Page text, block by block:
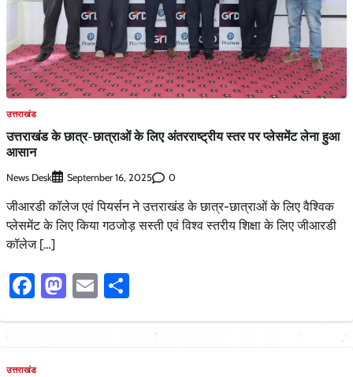
उत्तराखंड
उत्तराखंड के छात्र-छात्राओं के लिए अंतरराष्ट्रीय स्तर पर प्लेसमेंट लेना हुआ
आसान
News Desk September 16, 2025 0
जीआरडी कॉलेज एवं पियर्सन ने उत्तराखंड के छात्र-छात्राओं के लिए वैश्विक
प्लेसमेंट के लिए किया गठजोड़ सस्ती एवं विश्व स्तरीय शिक्षा के लिए जीआरडी
कॉलेज […]
Facebook
Mastodon
Email
उत्तराखंड